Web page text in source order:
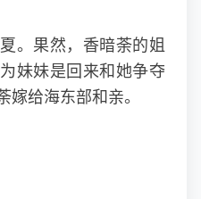
。果然，香暗荼的姐
妹妹是回来和她争夺
嫁给海东部和亲。